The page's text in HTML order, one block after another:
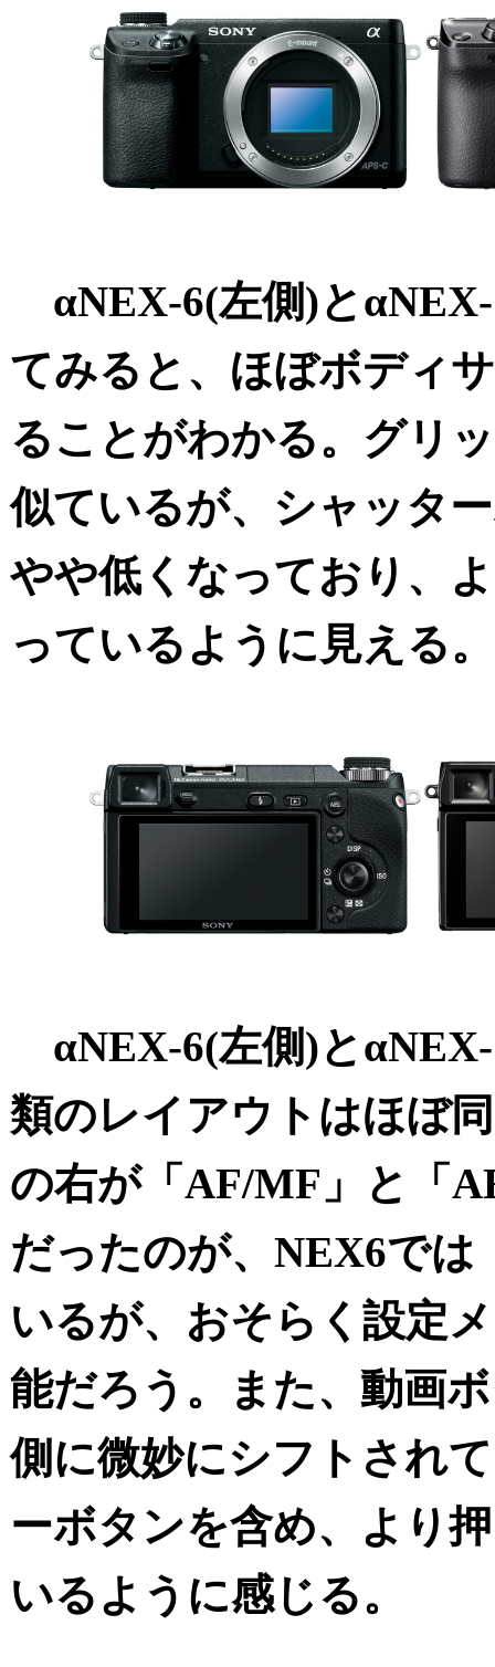
αNEX-6(左側)と
てみると、ほぼボディ
ることがわかる。グリ
似ているが、シャッタ
やや低くなっており、
っているように見える。
αNEX-6(左側)と
類のレイアウトはほぼ
の右が「AF/MF」と「
だったのが、NEX6で
いるが、おそらく設定
能だろう。また、動画
側に微妙にシフトされ
ーボタンを含め、より
いるように感じる。